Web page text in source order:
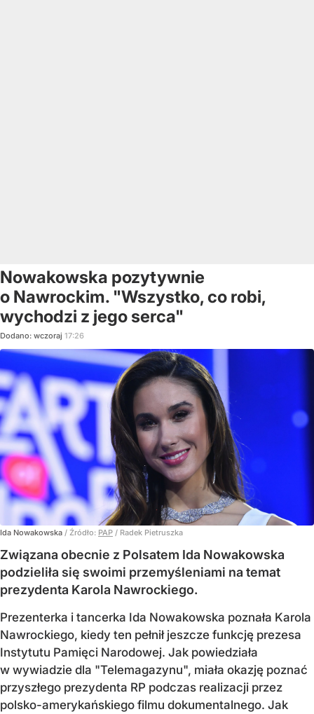
Nowakowska pozytywnie
o Nawrockim. "Wszystko, co robi,
wychodzi z jego serca"
Dodano: wczoraj 17:26
Ida Nowakowska / Źródło: PAP / Radek Pietruszka
Związana obecnie z Polsatem Ida Nowakowska
podzieliła się swoimi przemyśleniami na temat
prezydenta Karola Nawrockiego.
Prezenterka i tancerka Ida Nowakowska poznała Karola
Nawrockiego, kiedy ten pełnił jeszcze funkcję prezesa
Instytutu Pamięci Narodowej. Jak powiedziała
w wywiadzie dla "Telemagazynu", miała okazję poznać
przyszłego prezydenta RP podczas realizacji przez
polsko-amerykańskiego filmu dokumentalnego. Jak